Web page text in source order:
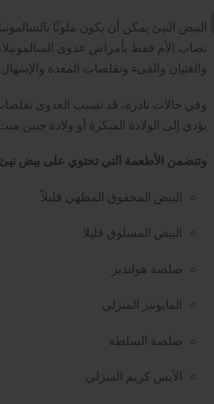
البيض النيئ يمكن أن يكون ملوثًا
تصاب الأم فقط بأمراض عدوى
والغثيان والقىء وتقلصات المعدة
وفي حالات نادرة، قد تسبب العدوى
يؤدي إلى الولادة المبكرة أو ولادة جنين
وتتضمن الأطعمة التي تحتوي على بيض
البيض المخفوق المطهي قليلاً
البيض المسلوق قليلا
صلصة هولنديز
المايونيز المنزلي
صلصة السلطة
الآيس كريم المنزلي